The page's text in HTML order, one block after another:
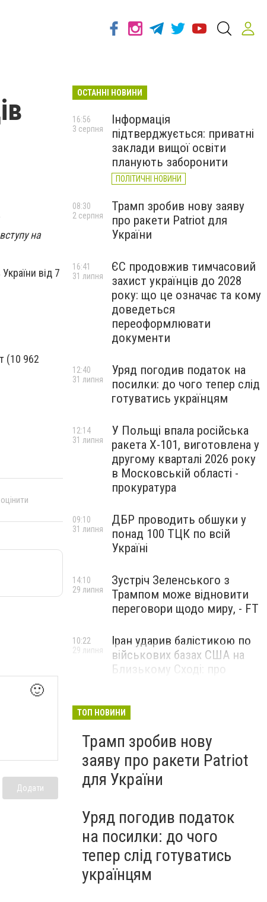
на
від 7
(10 962
🙂
Додати
ОСТАННІ НОВИНИ
Інформація
підтверджується: приватні
заклади вищої освіти
планують заборонити
ПОЛІТИЧНІ НОВИНИ
16:56
3 серпня
Трамп зробив нову заяву
про ракети Patriot для
України
08:30
2 серпня
ЄС продовжив тимчасовий
захист українців до 2028
року: що це означає та кому
доведеться
переоформлювати
документи
16:41
31 липня
Уряд погодив податок на
посилки: до чого тепер слід
готуватись українцям
12:40
31 липня
У Польщі впала російська
ракета X-101, виготовлена у
другому кварталі 2026 року
в Московській області -
прокуратура
12:14
31 липня
ДБР проводить обшуки у
понад 100 ТЦК по всій
Україні
09:10
31 липня
Зустріч Зеленського з
Трампом може відновити
переговори щодо миру, - FT
14:10
29 липня
Іран ударив балістикою по
військових базах США на
Близькому Сході: про
10:22
29 липня
ТОП НОВИНИ
Трамп зробив нову
заяву про ракети Patriot
для України
Уряд погодив податок
на посилки: до чого
тепер слід готуватись
українцям